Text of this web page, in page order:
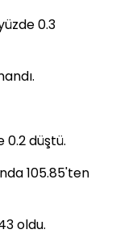
0.3
0.2 düştü.
105.85'ten
oldu.